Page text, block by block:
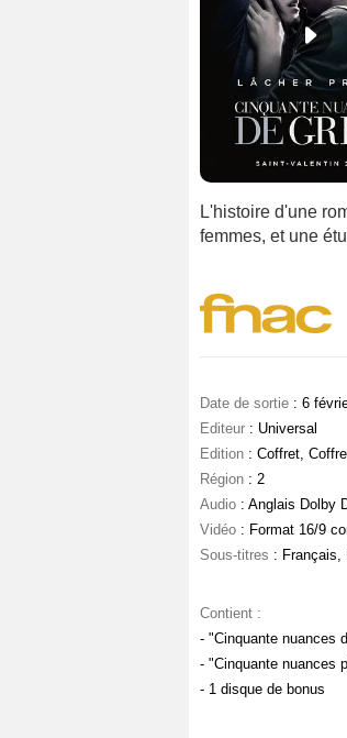
L'histoire d'une
femmes, et une
Date de sortie : 6
Editeur : Universal
Edition : Coffret,
Région : 2
Audio : Anglais Dolby
Vidéo : Format 16/9
Sous-titres : Français,
Contient :
- "Cinquante nuances
- "Cinquante nuances
- 1 disque de bonus